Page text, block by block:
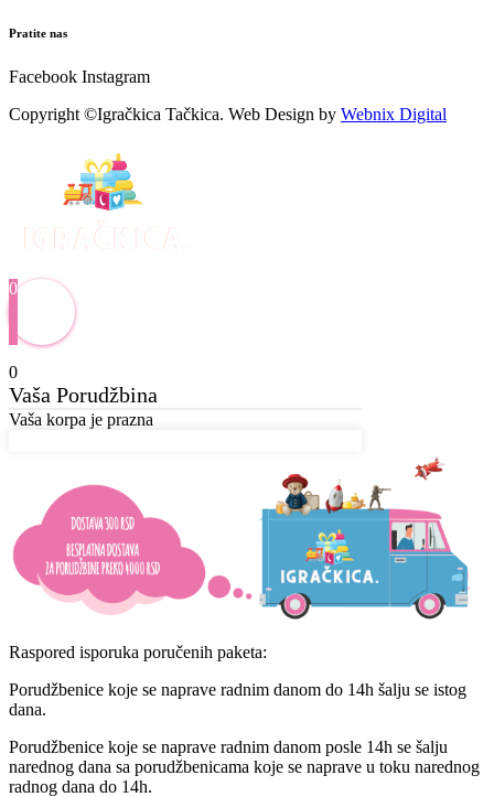
Pratite nas
Facebook Instagram
Copyright ©Igračkica Tačkica. Web Design by Webnix Digital
0
0
Vaša Porudžbina
Vaša korpa je prazna
Raspored isporuka poručenih paketa:
Porudžbenice koje se naprave radnim danom do 14h šalju se istog
dana.
Porudžbenice koje se naprave radnim danom posle 14h se šalju
narednog dana sa porudžbenicama koje se naprave u toku narednog
radnog dana do 14h.